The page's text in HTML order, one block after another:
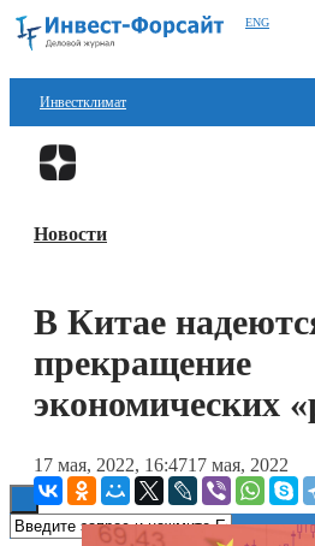
ENG
Инвестклимат
Финансы
Блокчейн
Новости
В Китае
прекращение
экономических
17 мая, 2022, 16:4717 мая, 2022